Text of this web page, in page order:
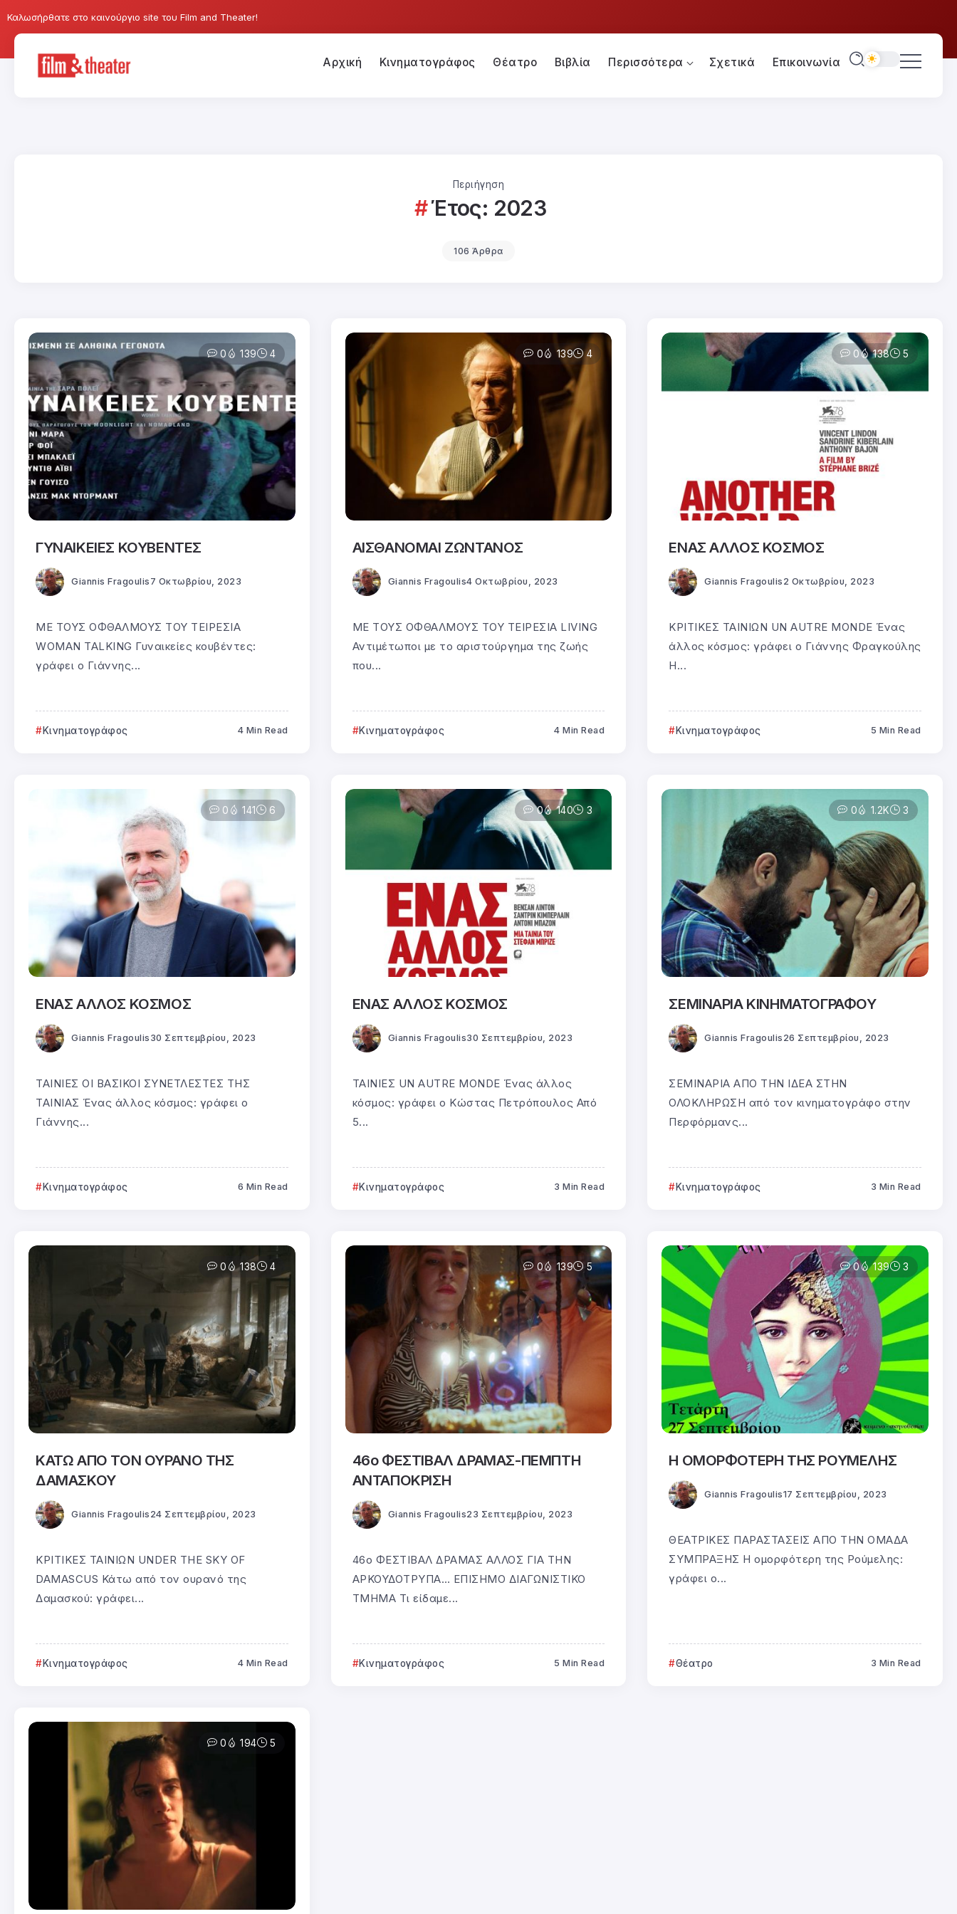
Καλωσήρθατε στο καινούργιο site του Film and Theater!
Αρχική Κινηματογράφος Θέατρο Βιβλία Περισσότερα Σχετικά Επικοινωνία
Περιήγηση
Έτος: 2023
106 Άρθρα
0 139 4
ΓΥΝΑΙΚΕΙEΣ ΚΟΥΒΕΝΤΕΣ
Giannis Fragoulis 7 Οκτωβρίου, 2023
ΜΕ ΤΟΥΣ ΟΦΘΑΛΜΟΥΣ ΤΟΥ ΤΕΙΡΕΣΙΑ
WOMAN TALKING Γυναικείες κουβέντες:
γράφει ο Γιάννης...
Κινηματογράφος 4 Min Read
0 139 4
ΑΙΣΘΑΝΟΜΑΙ ΖΩΝΤΑΝΟΣ
Giannis Fragoulis4 Οκτωβρίου, 2023
ΜΕ ΤΟΥΣ ΟΦΘΑΛΜΟΥΣ ΤΟΥ ΤΕΙΡΕΣΙΑ LIVING
Αντιμέτωποι με το αριστούργημα της ζωής
που...
Κινηματογράφος 4 Min Read
0 138 5
ΕΝΑΣ ΑΛΛΟΣ ΚΟΣΜΟΣ
Giannis Fragoulis 2 Οκτωβρίου, 2023
ΚΡΙΤΙΚΕΣ ΤΑΙΝΙΩΝ UN AUTRE MONDE Ένας
άλλος κόσμος: γράφει ο Γιάννης Φραγκούλης
Η...
Κινηματογράφος 5 Min Read
0 141 6
ΕΝΑΣ ΑΛΛΟΣ ΚΟΣΜΟΣ
Giannis Fragoulis 30 Σεπτεμβρίου, 2023
ΤΑΙΝΙΕΣ ΟΙ ΒΑΣΙΚΟΙ ΣΥΝΕΤΛΕΣΤΕΣ ΤΗΣ
ΤΑΙΝΙΑΣ Ένας άλλος κόσμος: γράφει ο
Γιάννης...
Κινηματογράφος 6 Min Read
0 140 3
ΕΝΑΣ ΑΛΛΟΣ ΚΟΣΜΟΣ
Giannis Fragoulis30 Σεπτεμβρίου, 2023
ΤΑΙΝΙΕΣ UN AUTRE MONDE Ένας άλλος
κόσμος: γράφει ο Κώστας Πετρόπουλος Από
5...
Κινηματογράφος 3 Min Read
0 1.2K 3
ΣΕΜΙΝΑΡΙΑ ΚΙΝΗΜΑΤΟΓΡΑΦΟΥ
Giannis Fragoulis 26 Σεπτεμβρίου, 2023
ΣΕΜΙΝΑΡΙΑ ΑΠΟ ΤΗΝ ΙΔΕΑ ΣΤΗΝ
ΟΛΟΚΛΗΡΩΣΗ από τον κινηματογράφο στην
Περφόρμανς...
Κινηματογράφος 3 Min Read
0 138 4
ΚΑΤΩ ΑΠΟ ΤΟΝ ΟΥΡΑΝΟ ΤΗΣ
ΔΑΜΑΣΚΟΥ
Giannis Fragoulis 24 Σεπτεμβρίου, 2023
ΚΡΙΤΙΚΕΣ ΤΑΙΝΙΩΝ UNDER THE SKY OF
DAMASCUS Κάτω από τον ουρανό της
Δαμασκού: γράφει...
Κινηματογράφος 4 Min Read
0 139 5
46ο ΦΕΣΤΙΒΑΛ ΔΡΑΜΑΣ-ΠΕΜΠΤΗ
ΑΝΤΑΠΟΚΡΙΣΗ
Giannis Fragoulis23 Σεπτεμβρίου, 2023
46ο ΦΕΣΤΙΒΑΛ ΔΡΑΜΑΣ ΑΛΛΟΣ ΓΙΑ ΤΗΝ
ΑΡΚΟΥΔΟΤΡΥΠΑ… ΕΠΙΣΗΜΟ ΔΙΑΓΩΝΙΣΤΙΚΟ
ΤΜΗΜΑ Τι είδαμε...
Κινηματογράφος 5 Min Read
0 139 3
Η ΟΜΟΡΦΟΤΕΡΗ ΤΗΣ ΡΟΥΜΕΛΗΣ
Giannis Fragoulis17 Σεπτεμβρίου, 2023
ΘΕΑΤΡΙΚΕΣ ΠΑΡΑΣΤΑΣΕΙΣ ΑΠΟ ΤΗΝ ΟΜΑΔΑ
ΣΥΜΠΡΑΞΗΣ Η ομορφότερη της Ρούμελης:
γράφει ο...
Θέατρο 3 Min Read
0 194 5